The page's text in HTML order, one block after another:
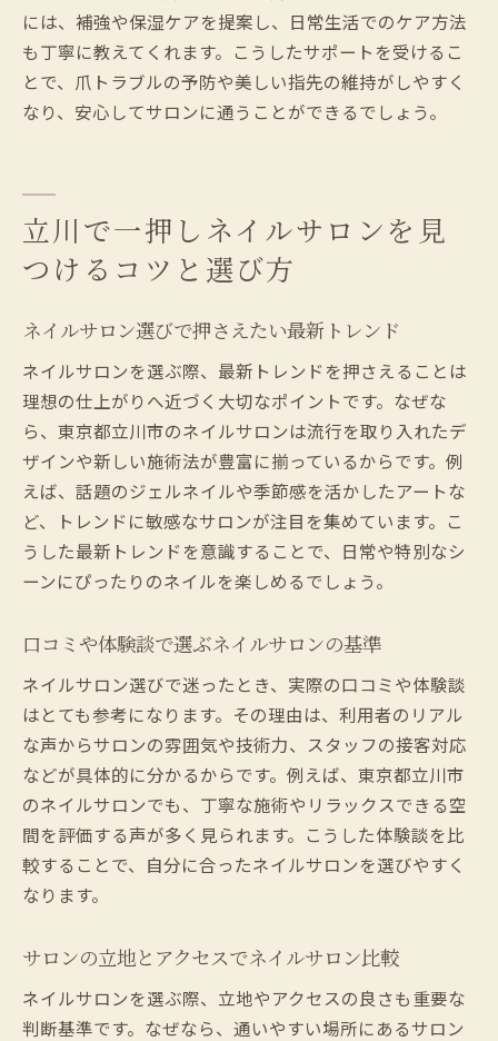
には、補強や保湿ケアを提案し、日常生活でのケア方法
も丁寧に教えてくれます。こうしたサポートを受けるこ
とで、爪トラブルの予防や美しい指先の維持がしやすく
なり、安心してサロンに通うことができるでしょう。
立川で一押しネイルサロンを見
つけるコツと選び方
ネイルサロン選びで押さえたい最新トレンド
ネイルサロンを選ぶ際、最新トレンドを押さえることは
理想の仕上がりへ近づく大切なポイントです。なぜな
ら、東京都立川市のネイルサロンは流行を取り入れたデ
ザインや新しい施術法が豊富に揃っているからです。例
えば、話題のジェルネイルや季節感を活かしたアートな
ど、トレンドに敏感なサロンが注目を集めています。こ
うした最新トレンドを意識することで、日常や特別なシ
ーンにぴったりのネイルを楽しめるでしょう。
口コミや体験談で選ぶネイルサロンの基準
ネイルサロン選びで迷ったとき、実際の口コミや体験談
はとても参考になります。その理由は、利用者のリアル
な声からサロンの雰囲気や技術力、スタッフの接客対応
などが具体的に分かるからです。例えば、東京都立川市
のネイルサロンでも、丁寧な施術やリラックスできる空
間を評価する声が多く見られます。こうした体験談を比
較することで、自分に合ったネイルサロンを選びやすく
なります。
サロンの立地とアクセスでネイルサロン比較
ネイルサロンを選ぶ際、立地やアクセスの良さも重要な
判断基準です。なぜなら、通いやすい場所にあるサロン